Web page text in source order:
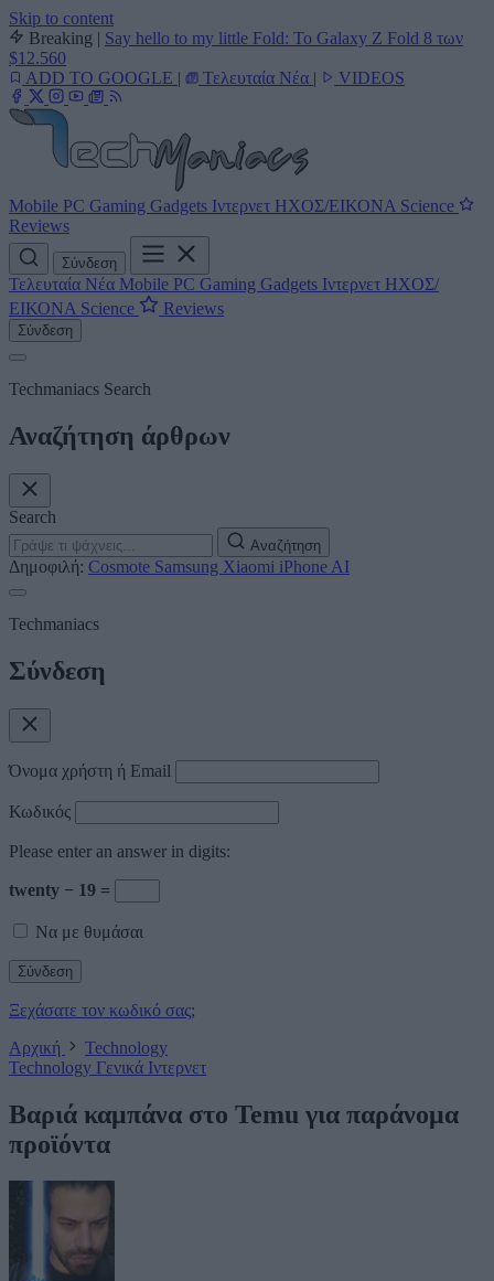
Skip to content
Breaking | Say hello to my little Fold: Το Galaxy Z Fold 8 των
$12.560
ADD TO GOOGLE | Τελευταία Νέα | VIDEOS
Mobile PC Gaming Gadgets Ιντερνετ ΗΧΟΣ/ΕΙΚΟΝΑ Science
Reviews
Σύνδεση
Τελευταία Νέα Mobile PC Gaming Gadgets Ιντερνετ ΗΧΟΣ/
ΕΙΚΟΝΑ Science Reviews
Σύνδεση
Techmaniacs Search
Αναζήτηση άρθρων
Search
Αναζήτηση
Δημοφιλή: Cosmote Samsung Xiaomi iPhone AI
Techmaniacs
Σύνδεση
Όνομα χρήστη ή Email
Κωδικός
Please enter an answer in digits:
twenty − 19 =
Να με θυμάσαι
Ξεχάσατε τον κωδικό σας;
Αρχική
Technology
Technology Γενικά Ιντερνετ
Βαριά καμπάνα στο Temu για παράνομα
προϊόντα